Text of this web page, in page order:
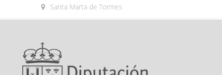
Santa Marta de Tormes